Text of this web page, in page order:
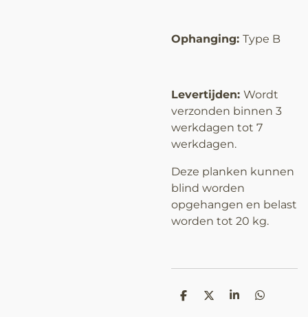
Ophanging: Type B
Levertijden: Wordt
verzonden binnen 3
werkdagen tot 7
werkdagen.
Deze planken kunnen
blind worden
opgehangen en belast
worden tot 20 kg.
D
D
S
D